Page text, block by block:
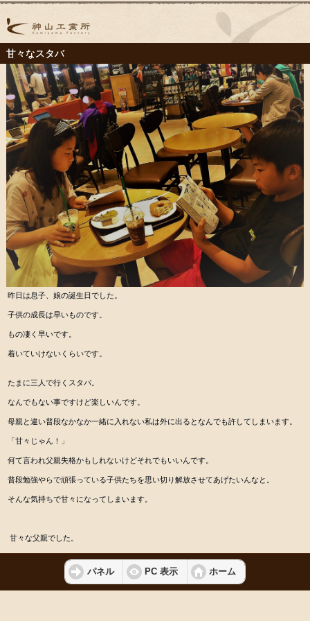
甘々なスタバ
昨日は息子、娘の誕生日でした。
子供の成長は早いものです。
もの凄く早いです。
着いていけないくらいです。
たまに三人で行くスタバ。
なんでもない事ですけど楽しいんです。
母親と違い普段なかなか一緒に入れない私は外に出るとなんでも許してしまいます。
「甘々じゃん！」
何て言われ父親失格かもしれないけどそれでもいいんです。
普段勉強やらで頑張っている子供たちを思い切り解放させてあげたいんなと。
そんな気持ちで甘々になってしまいます。
甘々な父親でした。
パネル PC 表示 ホーム